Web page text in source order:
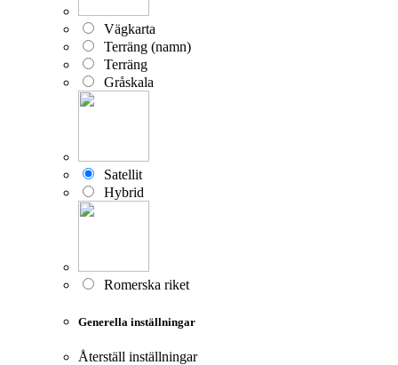
Vägkarta
Terräng (namn)
Terräng
Gråskala
Satellit
Hybrid
Romerska riket
Generella inställningar
Återställ inställningar